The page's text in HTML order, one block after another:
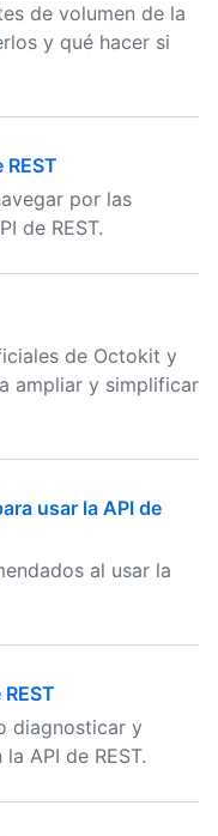
de volumen de la
y qué hacer si
por las
de REST.
de Octokit y
ampliar y simplificar
usar la API de
al usar la
diagnosticar y
API de REST.